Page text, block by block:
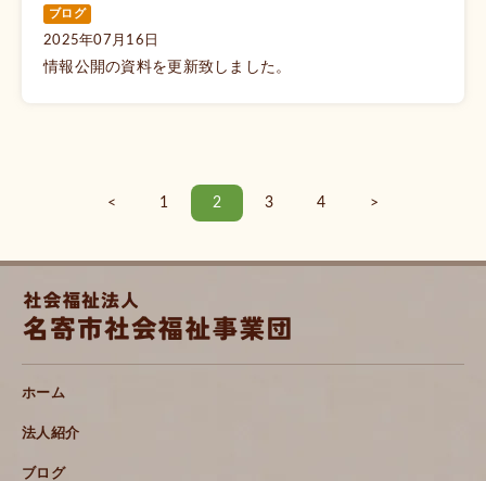
ブログ
2025年07月16日
情報公開の資料を更新致しました。
< 1 2 3 4 >
ホーム
法人紹介
ブログ